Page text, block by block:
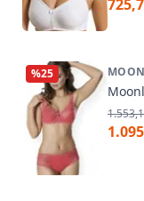
%25